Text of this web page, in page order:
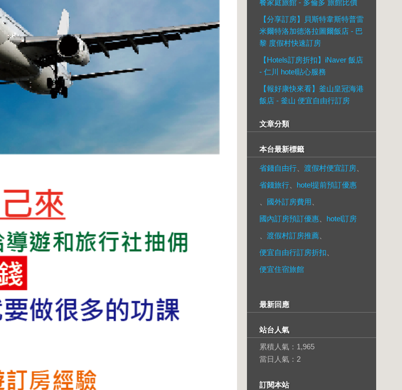
餐家庭旅館 - 多倫多 旅館比價
【分享訂房】貝斯特韋斯特普雷
米爾特洛加德洛拉圖爾飯店 - 巴
黎 度假村快速訂房
【Hotels訂房折扣】iNaver 飯店
- 仁川 hotel貼心服務
【報好康快來看】釜山皇冠海港
飯店 - 釜山 便宜自由行訂房
文章分類
本台最新標籤
省錢自由行 渡假村便宜訂房
省錢旅行
hotel提前預訂優惠
國外訂房費用
國內訂房預訂優惠
hotel訂房
渡假村訂房推薦
便宜自由行訂房折扣
便宜住宿旅館
最新回應
站台人氣
累積人氣： 1,965
當日人氣： 2
訂閱本站